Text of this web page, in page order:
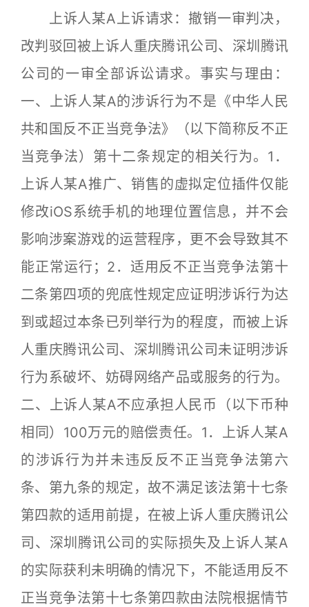
上诉人某A上诉请求：撤销一审判决，
改判驳回被上诉人重庆腾讯公司、深圳腾讯
公司的一审全部诉讼请求。事实与理由：
一、上诉人某A的涉诉行为不是《中华人民
共和国反不正当竞争法》（以下简称反不正
当竞争法）第十二条规定的相关行为。1．
上诉人某A推广、销售的虚拟定位插件仅能
修改iOS系统手机的地理位置信息，并不会
影响涉案游戏的运营程序，更不会导致其不
能正常运行；2．适用反不正当竞争法第十
二条第四项的兜底性规定应证明涉诉行为达
到或超过本条已列举行为的程度，而被上诉
人重庆腾讯公司、深圳腾讯公司未证明涉诉
行为系破坏、妨碍网络产品或服务的行为。
二、上诉人某A不应承担人民币（以下币种
相同）100万元的赔偿责任。1．上诉人某A
的涉诉行为并未违反反不正当竞争法第六
条、第九条的规定，故不满足该法第十七条
第四款的适用前提，在被上诉人重庆腾讯公
司、深圳腾讯公司的实际损失及上诉人某A
的实际获利未明确的情况下，不能适用反不
正当竞争法第十七条第四款由法院根据情节